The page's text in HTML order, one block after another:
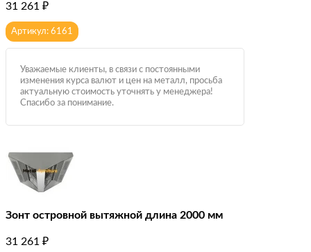
31 261 ₽
Артикул: 6161
Уважаемые клиенты, в связи с постоянными
изменения курса валют и цен на металл, просьба
актуальную стоимость уточнять у менеджера!
Спасибо за понимание.
Зонт островной вытяжной длина 2000 мм
31 261 ₽